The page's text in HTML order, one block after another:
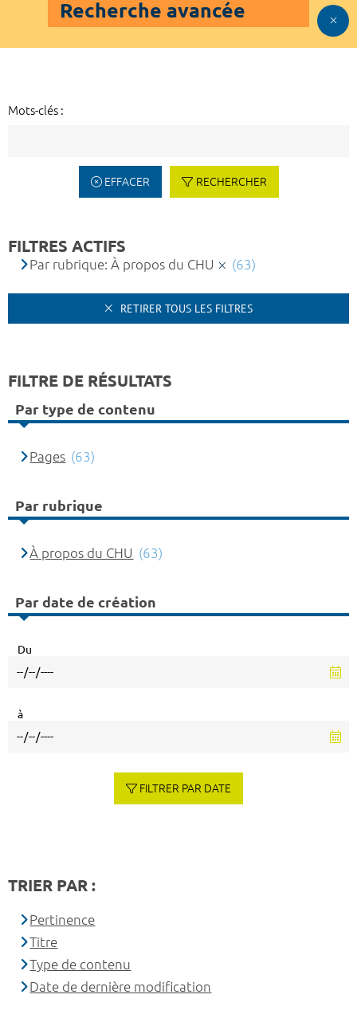
Recherche avancée
Mots-clés :
EFFACER RECHERCHER
FILTRES ACTIFS
Par rubrique: À propos du CHU (63)
RETIRER TOUS LES FILTRES
FILTRE DE RÉSULTATS
Par type de contenu
Pages (63)
Par rubrique
À propos du CHU (63)
Par date de création
Du
à
FILTRER PAR DATE
TRIER PAR :
Pertinence
Titre
Type de contenu
Date de dernière modification